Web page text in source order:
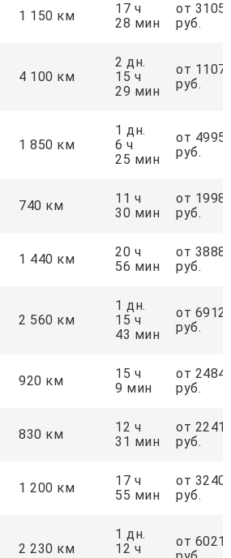
1 150 км
17 ч
28 мин
от
руб.
4 100 км
2 дн.
15 ч
29 мин
от
руб.
1 850 км
1 дн.
6 ч
25 мин
от
руб.
740 км
11 ч
30 мин
от
руб.
1 440 км
20 ч
56 мин
от
руб.
2 560 км
1 дн.
15 ч
43 мин
от
руб.
920 км
15 ч
9 мин
от
руб.
830 км
12 ч
31 мин
от
руб.
1 200 км
17 ч
55 мин
от
руб.
2 230 км
1 дн.
12 ч
от